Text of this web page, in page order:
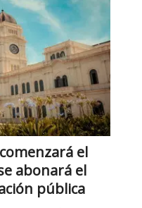
el
abonará el
pública